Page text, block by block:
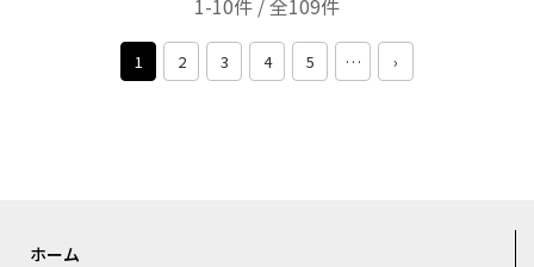
1 2 3 4 5 … ›
ホーム